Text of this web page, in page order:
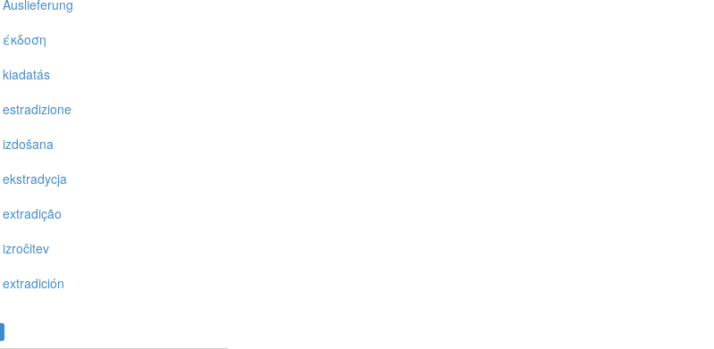
Auslieferung
έκδoση
kiadatás
estradizione
izdošana
ekstradycja
extradição
izročitev
extradición